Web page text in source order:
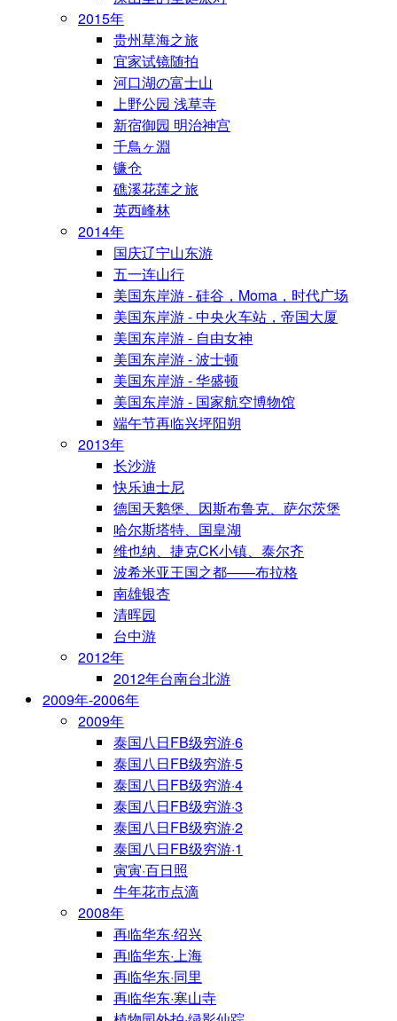
2015年
贵州草海之旅
宜家试镜随拍
河口湖の富士山
上野公园 浅草寺
新宿御园 明治神宫
千鳥ヶ淵
镰仓
礁溪花莲之旅
英西峰林
2014年
国庆辽宁山东游
五一连山行
美国东岸游 - 硅谷，Moma，时代广场
美国东岸游 - 中央火车站，帝国大厦
美国东岸游 - 自由女神
美国东岸游 - 波士顿
美国东岸游 - 华盛顿
美国东岸游 - 国家航空博物馆
端午节再临兴坪阳朔
2013年
长沙游
快乐迪士尼
德国天鹅堡、因斯布鲁克、萨尔茨堡
哈尔斯塔特、国皇湖
维也纳、捷克CK小镇、泰尔齐
波希米亚王国之都——布拉格
南雄银杏
清晖园
台中游
2012年
2012年台南台北游
2009年-2006年
2009年
泰国八日FB级穷游·6
泰国八日FB级穷游·5
泰国八日FB级穷游·4
泰国八日FB级穷游·3
泰国八日FB级穷游·2
泰国八日FB级穷游·1
寅寅·百日照
牛年花市点滴
2008年
再临华东·绍兴
再临华东·上海
再临华东·同里
再临华东·寒山寺